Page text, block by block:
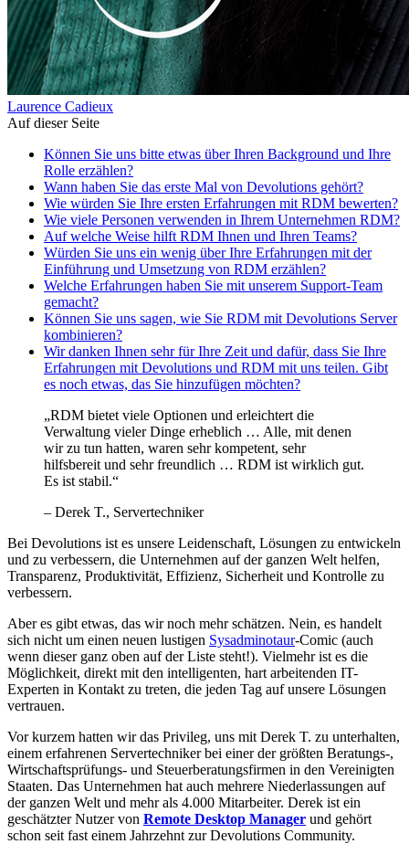
Laurence Cadieux
Auf dieser Seite
Können Sie uns bitte etwas über Ihren Background und Ihre
Rolle erzählen?
Wann haben Sie das erste Mal von Devolutions gehört?
Wie würden Sie Ihre ersten Erfahrungen mit RDM bewerten?
Wie viele Personen verwenden in Ihrem Unternehmen RDM?
Auf welche Weise hilft RDM Ihnen und Ihren Teams?
Würden Sie uns ein wenig über Ihre Erfahrungen mit der
Einführung und Umsetzung von RDM erzählen?
Welche Erfahrungen haben Sie mit unserem Support-Team
gemacht?
Können Sie uns sagen, wie Sie RDM mit Devolutions Server
kombinieren?
Wir danken Ihnen sehr für Ihre Zeit und dafür, dass Sie Ihre
Erfahrungen mit Devolutions und RDM mit uns teilen. Gibt
es noch etwas, das Sie hinzufügen möchten?
„RDM bietet viele Optionen und erleichtert die
Verwaltung vieler Dinge erheblich … Alle, mit denen
wir zu tun hatten, waren sehr kompetent, sehr
hilfsbereit und sehr freundlich … RDM ist wirklich gut.
Es ist stabil.“
– Derek T., Servertechniker
Bei Devolutions ist es unsere Leidenschaft, Lösungen zu entwickeln
und zu verbessern, die Unternehmen auf der ganzen Welt helfen,
Transparenz, Produktivität, Effizienz, Sicherheit und Kontrolle zu
verbessern.
Aber es gibt etwas, das wir noch mehr schätzen. Nein, es handelt
sich nicht um einen neuen lustigen Sysadminotaur-Comic (auch
wenn dieser ganz oben auf der Liste steht!). Vielmehr ist es die
Möglichkeit, direkt mit den intelligenten, hart arbeitenden IT-
Experten in Kontakt zu treten, die jeden Tag auf unsere Lösungen
vertrauen.
Vor kurzem hatten wir das Privileg, uns mit Derek T. zu unterhalten,
einem erfahrenen Servertechniker bei einer der größten Beratungs-,
Wirtschaftsprüfungs- und Steuerberatungsfirmen in den Vereinigten
Staaten. Das Unternehmen hat auch mehrere Niederlassungen auf
der ganzen Welt und mehr als 4.000 Mitarbeiter. Derek ist ein
geschätzter Nutzer von Remote Desktop Manager und gehört
schon seit fast einem Jahrzehnt zur Devolutions Community.